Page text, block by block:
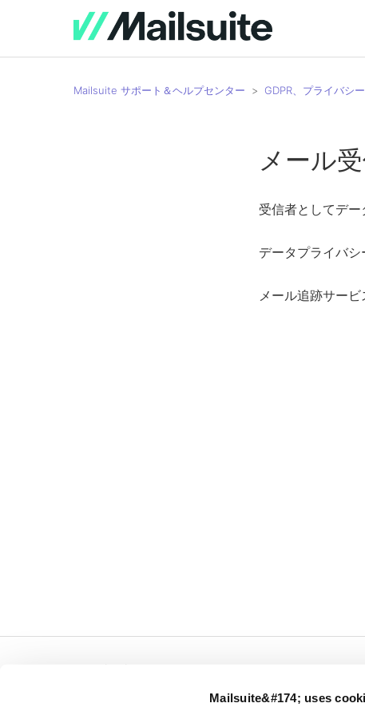
Mailsuite&#174; uses
Mailsuite サポート＆ヘルプセンター GDPR、プライバシ
メール
受信者としてデ
データプライバ
メール追跡サー